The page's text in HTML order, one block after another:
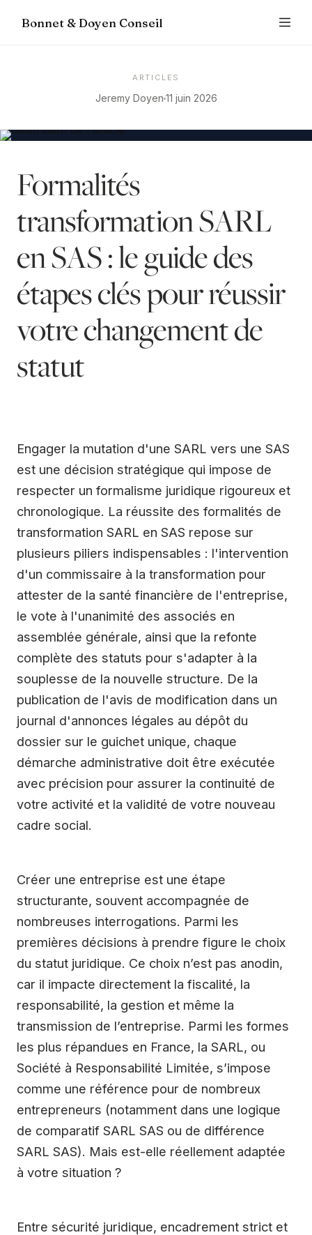
Bonnet & Doyen Conseil
ARTICLES
Jeremy Doyen 11 juin 2026
Formalités
transformation SARL
en SAS : le guide des
étapes clés pour réussir
votre changement de
statut
Engager la mutation d'une SARL vers une SAS
est une décision stratégique qui impose de
respecter un formalisme juridique rigoureux et
chronologique. La réussite des formalités de
transformation SARL en SAS repose sur
plusieurs piliers indispensables : l'intervention
d'un commissaire à la transformation pour
attester de la santé financière de l'entreprise,
le vote à l'unanimité des associés en
assemblée générale, ainsi que la refonte
complète des statuts pour s'adapter à la
souplesse de la nouvelle structure. De la
publication de l'avis de modification dans un
journal d'annonces légales au dépôt du
dossier sur le guichet unique, chaque
démarche administrative doit être exécutée
avec précision pour assurer la continuité de
votre activité et la validité de votre nouveau
cadre social.
Créer une entreprise est une étape
structurante, souvent accompagnée de
nombreuses interrogations. Parmi les
premières décisions à prendre figure le choix
du statut juridique. Ce choix n’est pas anodin,
car il impacte directement la fiscalité, la
responsabilité, la gestion et même la
transmission de l’entreprise. Parmi les formes
les plus répandues en France, la SARL, ou
Société à Responsabilité Limitée, s’impose
comme une référence pour de nombreux
entrepreneurs (notamment dans une logique
de comparatif SARL SAS ou de différence
SARL SAS). Mais est-elle réellement adaptée
à votre situation ?
Entre sécurité juridique, encadrement strict et